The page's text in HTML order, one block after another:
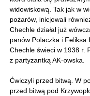
widowiskową. Tak jak w
pożarów, inicjowali
Chechle działał już
panów Polaczka i Feliksa
Chechle świeci w 1938 r.
z partyzantką AK-owska.
Ćwiczyli przed bitwą. W
przed bitwą pod